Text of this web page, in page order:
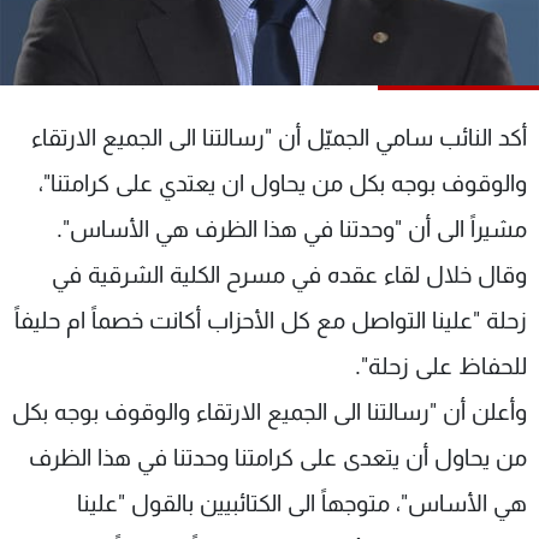
أكد النائب سامي الجميّل أن "رسالتنا الى الجميع الارتقاء
والوقوف بوجه بكل من يحاول ان يعتدي على كرامتنا"،
مشيراً الى أن "وحدتنا في هذا الظرف هي الأساس".
وقال خلال لقاء عقده في مسرح الكلية الشرقية في
زحلة "علينا التواصل مع كل الأحزاب أكانت خصماً ام حليفاً
للحفاظ على زحلة".
وأعلن أن "رسالتنا الى الجميع الارتقاء والوقوف بوجه بكل
من يحاول أن يتعدى على كرامتنا وحدتنا في هذا الظرف
هي الأساس"، متوجهاً الى الكتائبيين بالقول "علينا
شاهد البرامج
الترددات
عن MTV
لاعلاناتكم
وظائف
شروط الإسـتخدام